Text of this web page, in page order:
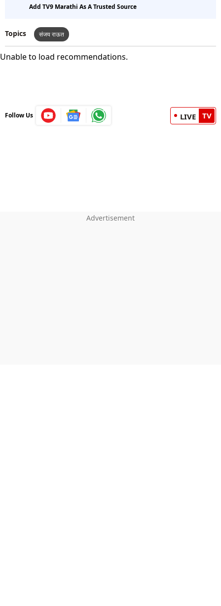
Add TV9 Marathi As A Trusted Source
Topics संजय राऊत
Unable to load recommendations.
Follow Us LIVE TV